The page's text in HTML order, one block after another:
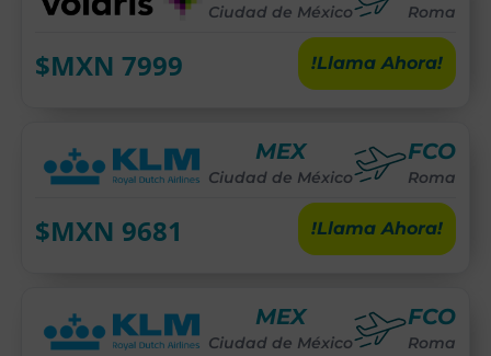
Ciudad de México Roma
$MXN 7999 !Llama Ahora!
MEX
Ciudad de México
FCO
Roma
$MXN 9681 !Llama Ahora!
MEX
Ciudad de México
FCO
Roma